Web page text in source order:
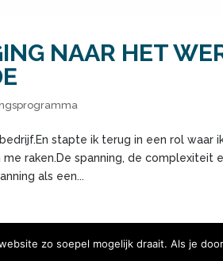
NAAR HET
stapte ik terug in een rol waar
raken.De spanning, de complexiteit
als een...
zo soepel mogelijk draait. Als je